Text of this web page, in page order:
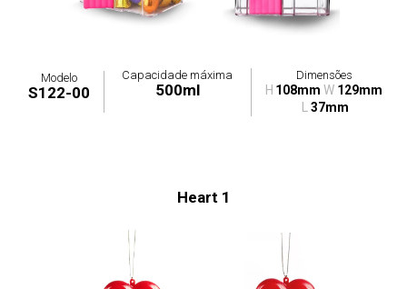
Modelo
S122-00
Capacidade máxima
500ml
Dimensões
H 108mm W 129mm
37mm
Heart 1